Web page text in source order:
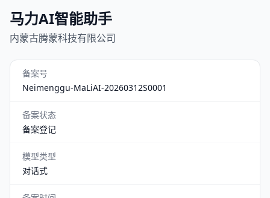
马力AI智能助手
内蒙古腾蒙科技有限公司
备案号
Neimenggu-MaLiAI-20260312S0001
备案状态
备案登记
模型类型
对话式